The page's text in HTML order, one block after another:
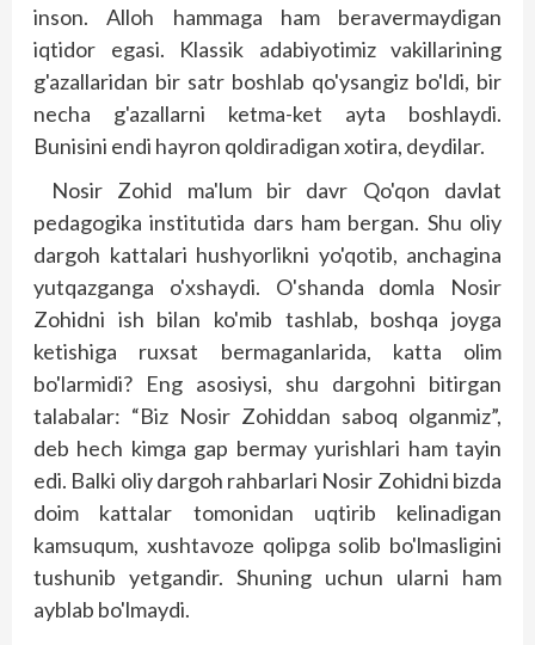
inson. Alloh hammaga ham beravermaydigan
iqtidor egasi. Klassik adabiyotimiz vakillarining
g'azallaridan bir satr boshlab qo'ysangiz bo'ldi, bir
necha g'azallarni ketma-ket ayta boshlaydi.
Bunisini endi hayron qoldiradigan xotira, deydilar.
Nosir Zohid ma'lum bir davr Qo'qon davlat
pedagogika institutida dars ham bergan. Shu oliy
dargoh kattalari hushyorlikni yo'qotib, anchagina
yutqazganga o'xshaydi. O'shanda domla Nosir
Zohidni ish bilan ko'mib tashlab, boshqa joyga
ketishiga ruxsat bermaganlarida, katta olim
bo'larmidi? Eng asosiysi, shu dargohni bitirgan
talabalar: “Biz Nosir Zohiddan saboq olganmiz”,
deb hech kimga gap bermay yurishlari ham tayin
edi. Balki oliy dargoh rahbarlari Nosir Zohidni bizda
doim kattalar tomonidan uqtirib kelinadigan
kamsuqum, xushtavoze qolipga solib bo'lmasligini
tushunib yetgandir. Shuning uchun ularni ham
ayblab bo'lmaydi.